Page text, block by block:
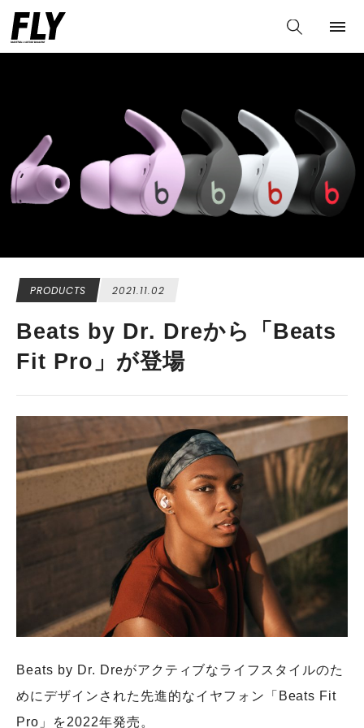
PRODUCTS 2021.11.02
Beats by Dr. Dreから「Beats
Fit Pro」が登場
Beats by Dr. Dreがアクティブなライフスタイルのた
めにデザインされた先進的なイヤフォン「Beats Fit
Pro」を2022年発売。